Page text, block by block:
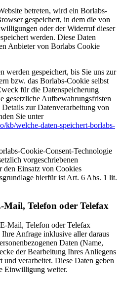
betreten, wird ein Borlabs-
gespeichert, in dem die von
oder der Widerruf dieser
werden. Diese Daten
Anbieter von Borlabs Cookie
werden gespeichert, bis Sie uns zur
bzw. das Borlabs-Cookie selbst
für die Datenspeicherung
gesetzliche Aufbewahrungsfristen
zur Datenverarbeitung von
Sie unter
kb/welche-daten-speichert-borlabs-
Cookie-Consent-Technologie
vorgeschriebenen
Einsatz von Cookies
hierfür ist Art. 6 Abs. 1 lit.
Telefon oder Telefax
Mail, Telefon oder Telefax
Anfrage inklusive aller daraus
Daten (Name,
der Bearbeitung Ihres Anliegens
und verarbeitet. Diese Daten geben
Einwilligung weiter.